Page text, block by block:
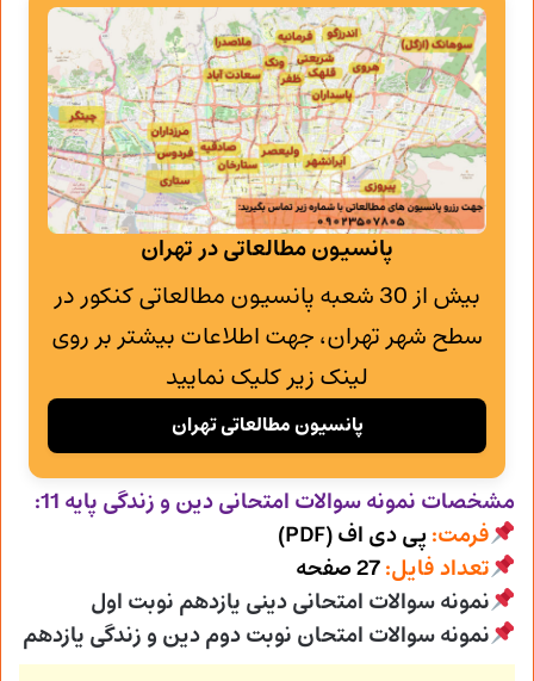
پانسیون مطالعاتی در تهران
بیش از 30 شعبه پانسیون مطالعاتی کنکور در
سطح شهر تهران، جهت اطلاعات بیشتر بر روی
لینک زیر کلیک نمایید
پانسیون مطالعاتی تهران
مشخصات نمونه سوالات امتحانیدین و زندگی پایه 11:
فرمت: پی دی اف (PDF)
تعداد فایل:27 صفحه
نمونه سوالات امتحانی دینی یازدهم نوبت اول
نمونه سوالات امتحان نوبت دوم دین و زندگی یازدهم